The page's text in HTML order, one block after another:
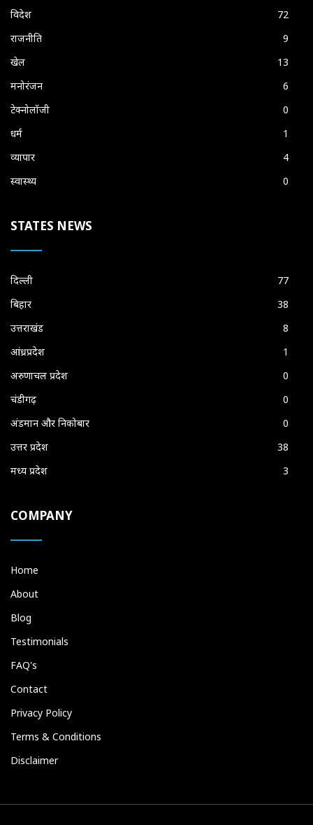
विदेश
72
राजनीति
9
खेल
13
मनोरंजन
6
टेक्नोलॉजी
0
धर्म
1
व्यापार
4
स्वास्थ्य
0
STATES NEWS
दिल्ली
77
बिहार
38
उत्तराखंड
8
आंध्रप्रदेश
1
अरुणाचल प्रदेश
0
चंडीगढ़
0
अंडमान और निकोबार
0
उत्तर प्रदेश
38
मध्य प्रदेश
3
COMPANY
Home
About
Blog
Testimonials
FAQ's
Contact
Privacy Policy
Terms & Conditions
Disclaimer